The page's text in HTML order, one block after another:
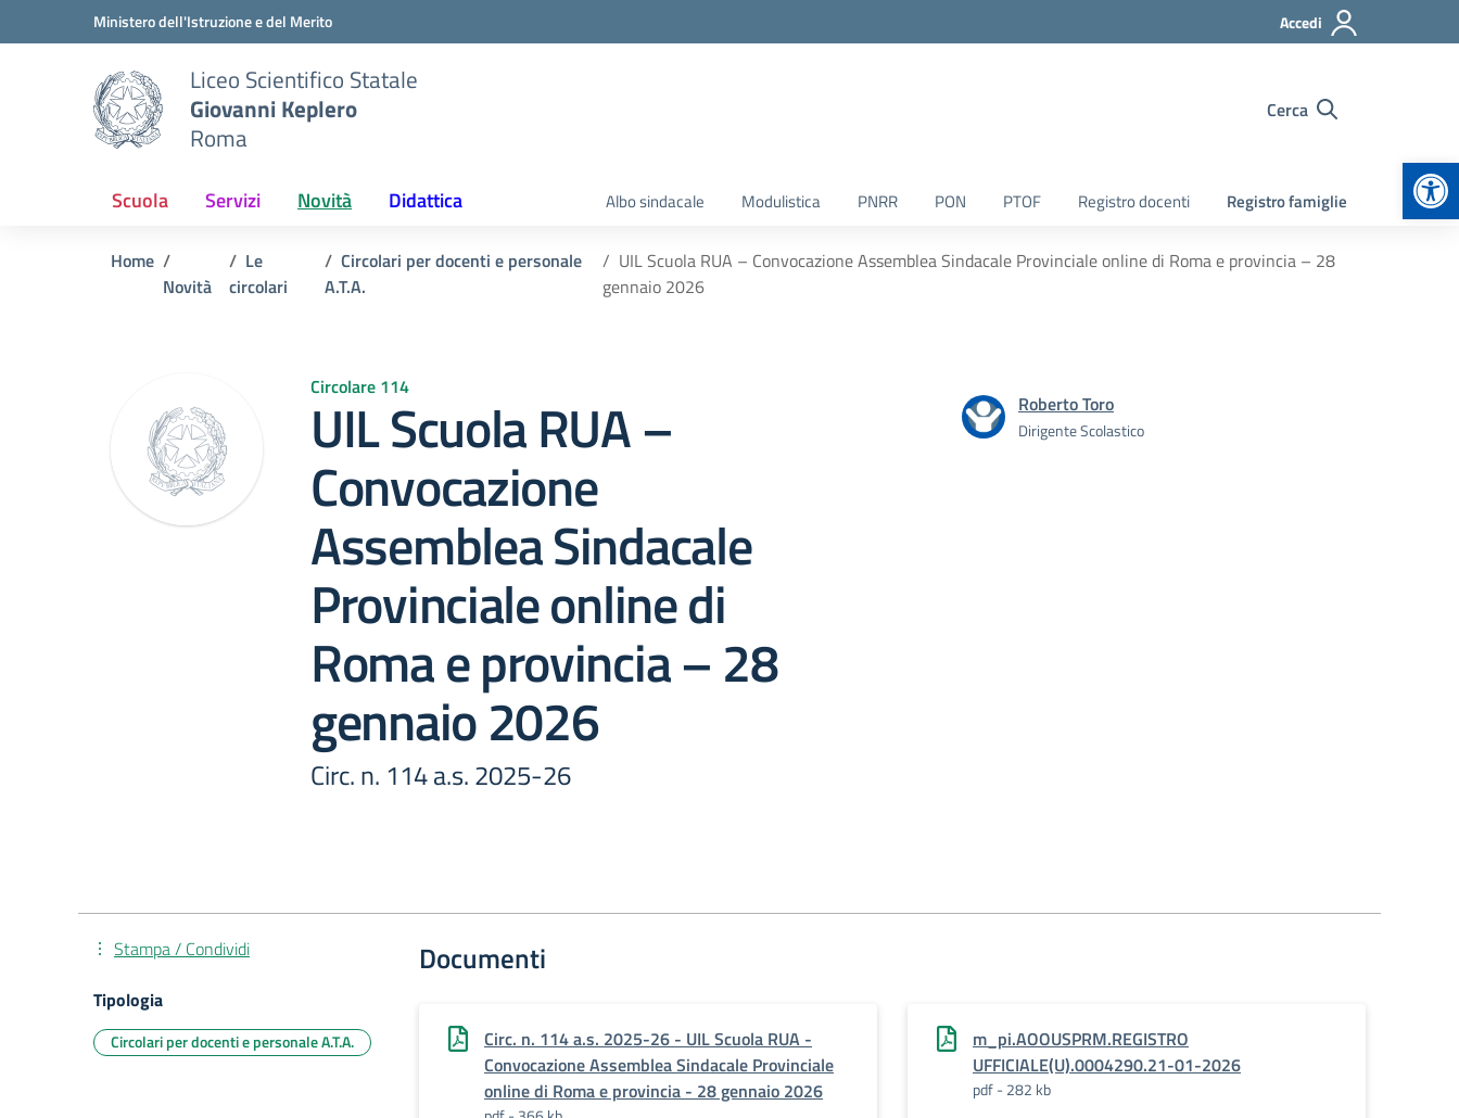
Vai ai contenuti
Vai al menu di navigazioneMinistero dell'Istruzione e del Merito Accedi
Liceo Scientifico Statale
Giovanni Keplero
Roma
Cerca
Scuola Servizi Novità Didattica Albo sindacale Modulistica PNRR PON PTOF Registro docenti Registro famiglie
Home
Novità
Le
circolari
Circolari per docenti e personale
A.T.A.
UIL Scuola RUA – Convocazione Assemblea Sindacale Provinciale online di Roma e provincia – 28
gennaio 2026
Circolare 114
UIL Scuola RUA –
Convocazione
Assemblea Sindacale
Provinciale online di
Roma e provincia – 28
gennaio 2026
Circ. n. 114 a.s. 2025-26
Roberto Toro
Dirigente Scolastico
Documenti
Circ. n. 114 a.s. 2025-26 - UIL Scuola RUA -
Convocazione Assemblea Sindacale Provinciale
online di Roma e provincia - 28 gennaio 2026
m_pi.AOOUSPRM.REGISTRO
UFFICIALE(U).0004290.21-01-2026
pdf - 282 kb
Stampa / Condividi
Tipologia
Circolari per docenti e personale A.T.A.